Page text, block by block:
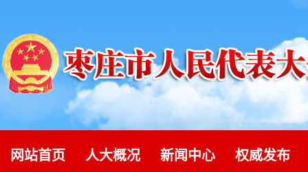
网站首页 人大概况 新闻中心 权威发布